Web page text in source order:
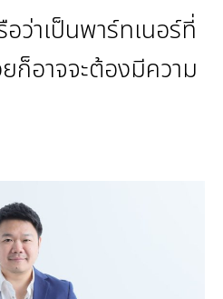
ว่าเป็นพาร์ทเนอร์ที่
ก็อาจจะต้องมีความ